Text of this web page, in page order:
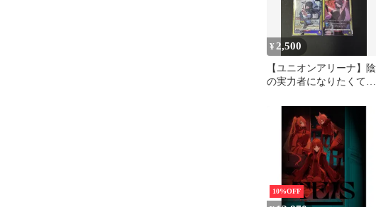
¥ 2,500
【ユニオンアリーナ】陰
の実力者になりたくて！
ア他）
10%OFF